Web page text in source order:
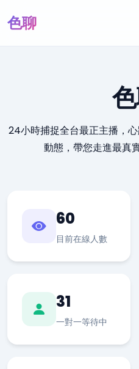
色聊
24小時捕捉全台最正主播，
動態，帶您走進最真
60
目前在線人數
31
一對一等待中